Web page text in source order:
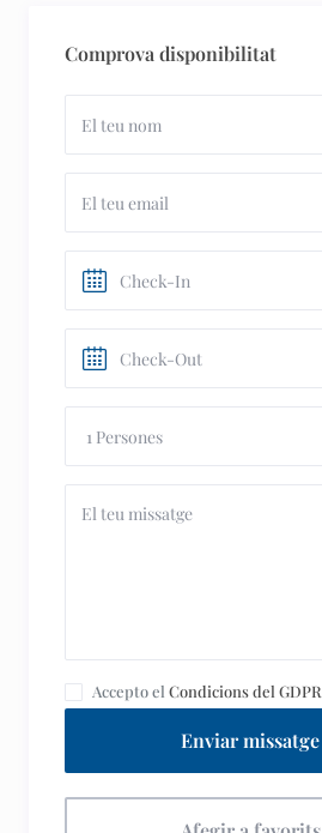
Comprova disponibilitat
Accepto el Condicions del GDPR
Enviar missatge